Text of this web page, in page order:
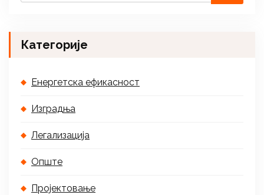
Категорије
Енергетска ефикасност
Изградња
Легализација
Опште
Пројектовање